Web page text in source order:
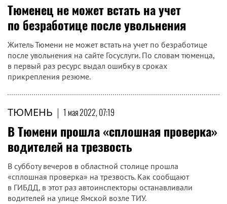
Тюменец не может встать на учет
по безработице после увольнения
Житель Тюмени не может встать на учет по безработице
после увольнения на сайте Госуслуги. По словам тюменца,
в первый раз ресурс выдал ошибку в сроках
прикрепления резюме.
ТЮМЕНЬ | 1 мая 2022, 07:19
В Тюмени прошла «сплошная проверка»
водителей на трезвость
В субботу вечеров в областной столице прошла
«сплошная проверка» на трезвость. Как сообщают
в ГИБДД, в этот раз автоинспекторы останавливали
водителей на улице Ямской возле ТИУ.